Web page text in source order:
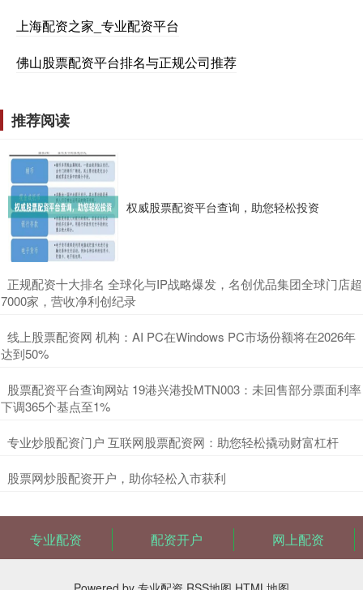
上海配资之家_专业配资平台
佛山股票配资平台排名与正规公司推荐
推荐阅读
权威股票配资平台查询，助您轻松投资
​正规配资十大排名 全球化与IP战略爆发，名创优品集团全球门店超
7000家，营收净利创纪录
​线上股票配资网 机构：AI PC在Windows PC市场份额将在2026年
达到50%
​股票配资平台查询网站 19港兴港投MTN003：未回售部分票面利率
下调365个基点至1%
​专业炒股配资门户 互联网股票配资网：助您轻松撬动财富杠杆
​股票网炒股配资开户，助你轻松入市获利
专业配资 配资开户 网上配资